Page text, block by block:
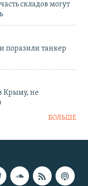
складов могут
поразили танкер
Крыму, не
БОЛЬШЕ